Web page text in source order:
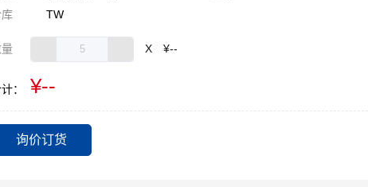
TW
X ¥--
： ¥--
询价订货